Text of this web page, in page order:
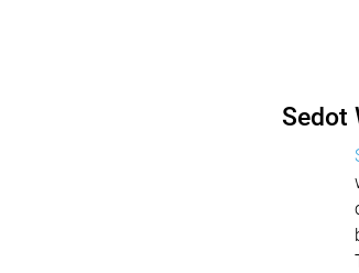
Sedot